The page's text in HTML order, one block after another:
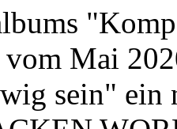
vom Mai
sein" ein